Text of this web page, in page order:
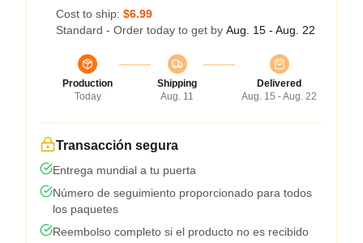
Cost to ship: $6.99
Standard - Order today to get by Aug. 15 - Aug. 22
Production
Today
Shipping
Aug. 11
Delivered
Aug. 15 - Aug. 22
Transacción segura
Entrega mundial a tu puerta
Número de seguimiento proporcionado para todos
los paquetes
Reembolso completo si el producto no es recibido